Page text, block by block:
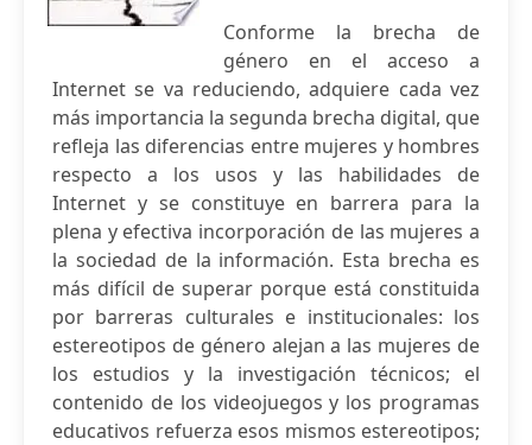
Conforme la brecha de
género en el acceso a
Internet se va reduciendo, adquiere cada vez
más importancia la segunda brecha digital, que
refleja las diferencias entre mujeres y hombres
respecto a los usos y las habilidades de
Internet y se constituye en barrera para la
plena y efectiva incorporación de las mujeres a
la sociedad de la información. Esta brecha es
más difícil de superar porque está constituida
por barreras culturales e institucionales: los
estereotipos de género alejan a las mujeres de
los estudios y la investigación técnicos; el
contenido de los videojuegos y los programas
educativos refuerza esos mismos estereotipos;